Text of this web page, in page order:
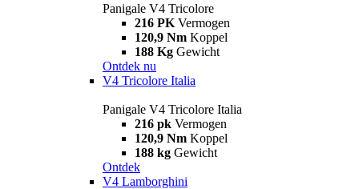
Panigale V4 Tricolore
216 PK Vermogen
120,9 Nm Koppel
188 Kg Gewicht
Ontdek nu
V4 Tricolore Italia
Panigale V4 Tricolore Italia
216 pk Vermogen
120,9 Nm Koppel
188 kg Gewicht
Ontdek
V4 Lamborghini